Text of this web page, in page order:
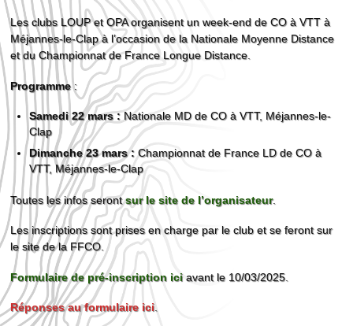
Les clubs LOUP et OPA organisent un week-end de CO à VTT à
Méjannes-le-Clap à l’occasion de la Nationale Moyenne Distance
et du Championnat de France Longue Distance.
Programme:
Samedi 22 mars :Nationale MD de CO à VTT, Méjannes-le-
Clap
Dimanche 23 mars : Championnat de France LD de CO à
VTT, Méjannes-le-Clap
Toutes les infos serontsur le site de l’organisateur.
Les inscriptions sont prises en charge par le club et se feront sur
le site de la FFCO.
Formulaire de pré-inscription iciavant le 10/03/2025.
Réponses au formulaire ici